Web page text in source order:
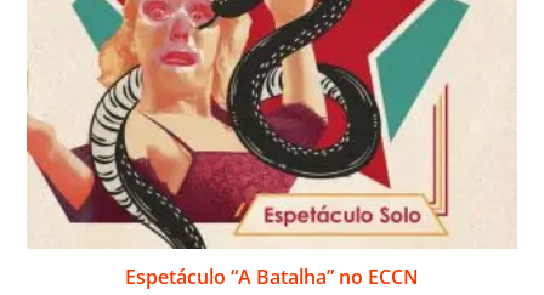
Espetáculo “A Batalha” no ECCN